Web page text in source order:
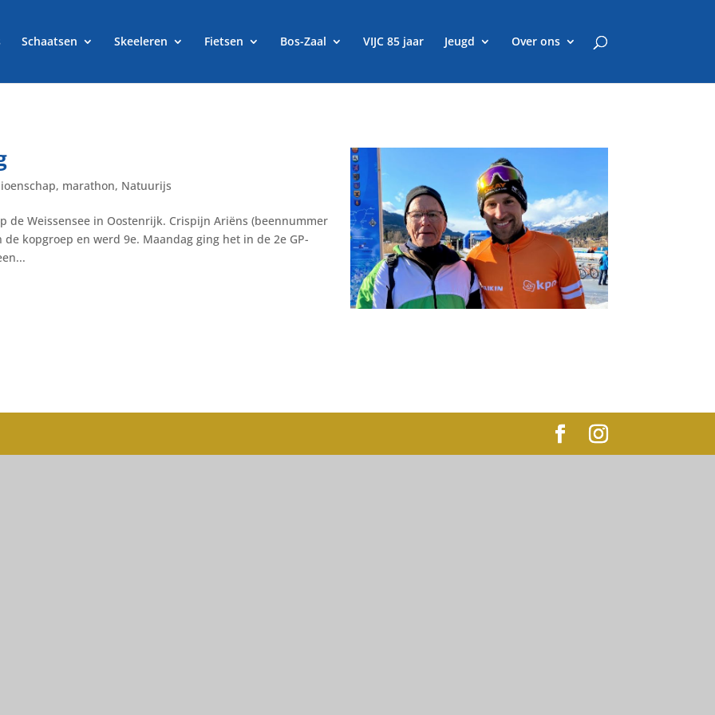
Schaatsen Skeeleren Fietsen Bos-Zaal VIJC 85 jaar Jeugd Over ons
, marathon, Natuurijs
de Weissensee in Oostenrijk. Crispijn Ariëns (beennummer
kopgroep en werd 9e. Maandag ging het in de 2e GP-